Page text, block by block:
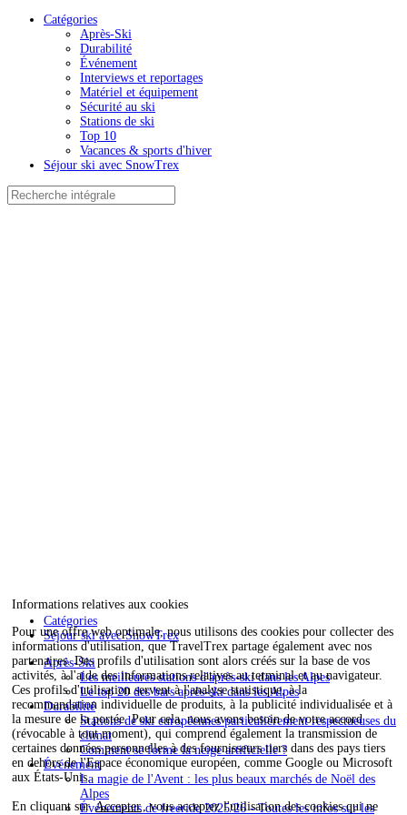
Informations relatives aux cookies
Pour une offre web optimale, nous utilisons des cookies pour collecter des
informations d'utilisation, que TravelTrex partage également avec nos
partenaires. Des profils d'utilisation sont alors créés sur la base de vos
activités, à l'aide des informations relatives au terminal et au navigateur.
Ces profils d'utilisation servent à l'analyse statistique, à la
recommandation individuelle de produits, à la publicité individualisée et à
la mesure de la portée. Pour cela, nous avons besoin de votre accord
(révocable à tout moment), qui comprend également la transmission de
certaines données personnelles à des fournisseurs tiers dans des pays tiers
en dehors de l'Espace économique européen, comme Google ou Microsoft
aux États-Unis.
En cliquant surAccepter , vous acceptez l'utilisation des cookies qui ne
Catégories
Après-Ski
Durabilité
Événement
Interviews et reportages
Matériel et équipement
Sécurité au ski
Stations de ski
Top 10
Vacances & sports d'hiver
Séjour ski avec SnowTrex
Catégories
Séjour ski avec SnowTrex
Après-Ski
Les meilleures stations d'après-ski dans les Alpes
Le top 20 des bars après-ski dans les Alpes
Durabilité
Stations de ski européennes particulièrement respectueuses du
climat
Comment se forme la neige artificielle ?
Événement
La magie de l'Avent : les plus beaux marchés de Noël des
Alpes
Événements de freeride 2025/26 - Toutes les infos sur les